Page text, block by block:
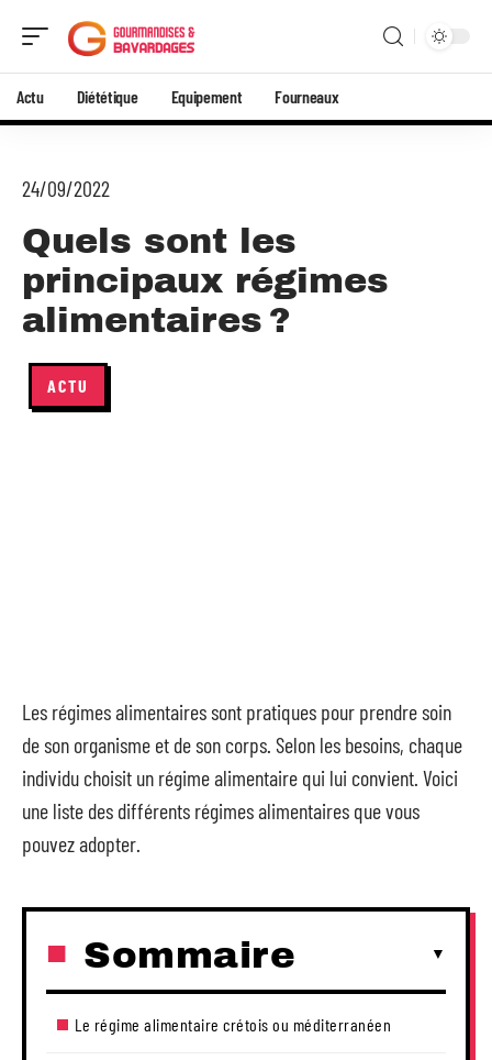
Actu Diététique Equipement Fourneaux
24/09/2022
Quels sont les
principaux régimes
alimentaires ?
ACTU
Les régimes alimentaires sont pratiques pour prendre soin
de son organisme et de son corps. Selon les besoins, chaque
individu choisit un régime alimentaire qui lui convient. Voici
une liste des différents régimes alimentaires que vous
pouvez adopter.
Sommaire
Le régime alimentaire crétois ou méditerranéen